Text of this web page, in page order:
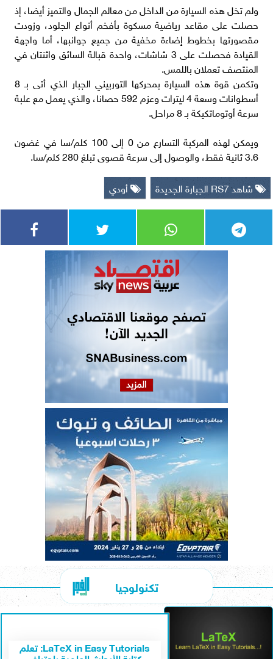
ولم تخل هذه السيارة من الداخل من معالم الجمال والتميز أيضا، إذ
حصلت على مقاعد رياضية مسكوة بأفخم أنواع الجلود، وزودت
مقصورتها بخطوط إضاءة مخفية من جميع جوانبها، أما واجهة
القيادة فحصلت على 3 شاشات، واحدة قبالة السائق واثنتان في
المنتصف تعملان باللمس.
وتكمن قوة هذه السيارة بمحركها التوربيني الجبار الذي أتى بـ 8
أسطوانات وسعة 4 ليترات وعزم 592 حصانا، والذي يعمل مع علبة
سرعة أوتوماتكيكة بـ 8 مراحل.
ويمكن لهذه المركبة التسارع من 0 إلى 100 كلم/سا في غضون
3.6 ثانية فقط، والوصول إلى سرعة قصوى تبلغ 280 كلم/سا.
شاهد RS7 الجبارة الجديدة
أودي
تكنولوجيا
LaTeX in Easy Tutorials: تعلم